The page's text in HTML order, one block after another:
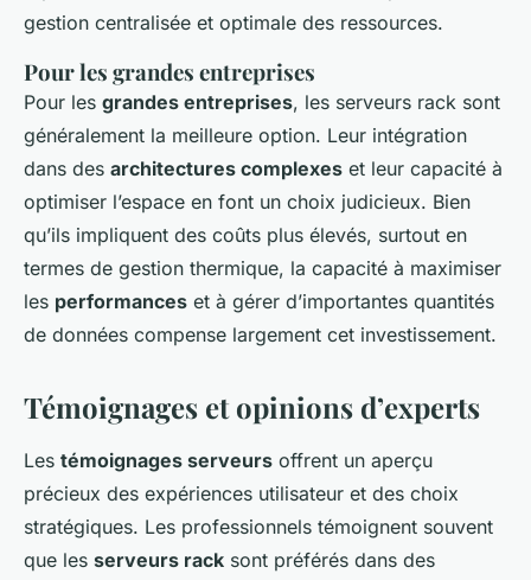
gestion centralisée et optimale des ressources.
Pour les grandes entreprises
Pour les grandes entreprises, les serveurs rack sont
généralement la meilleure option. Leur intégration
dans des architectures complexes et leur capacité à
optimiser l’espace en font un choix judicieux. Bien
qu’ils impliquent des coûts plus élevés, surtout en
termes de gestion thermique, la capacité à maximiser
les performances et à gérer d’importantes quantités
de données compense largement cet investissement.
Témoignages et opinions d’experts
Les témoignages serveurs offrent un aperçu
précieux des expériences utilisateur et des choix
stratégiques. Les professionnels témoignent souvent
que les serveurs rack sont préférés dans des